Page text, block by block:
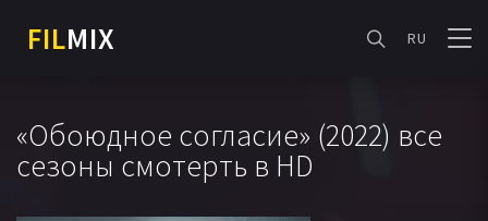
FILMIX RU
«Обоюдное согласие» (2022) все
сезоны смотерть в HD